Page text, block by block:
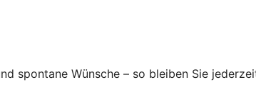
spontane Wünsche – so bleiben Sie